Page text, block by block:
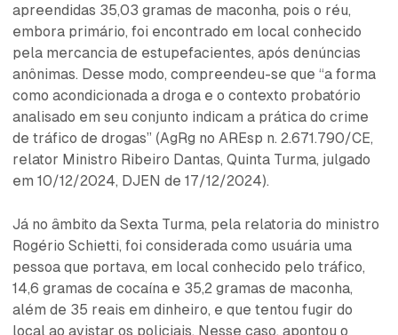
apreendidas 35,03 gramas de maconha, pois o réu,
embora primário, foi encontrado em local conhecido
pela mercancia de estupefacientes, após denúncias
anônimas. Desse modo, compreendeu-se que “a forma
como acondicionada a droga e o contexto probatório
analisado em seu conjunto indicam a prática do crime
de tráfico de drogas” (AgRg no AREsp n. 2.671.790/CE,
relator Ministro Ribeiro Dantas, Quinta Turma, julgado
em 10/12/2024, DJEN de 17/12/2024).
Já no âmbito da Sexta Turma, pela relatoria do ministro
Rogério Schietti, foi considerada como usuária uma
pessoa que portava, em local conhecido pelo tráfico,
14,6 gramas de cocaína e 35,2 gramas de maconha,
além de 35 reais em dinheiro, e que tentou fugir do
local ao avistar os policiais. Nesse caso, apontou o